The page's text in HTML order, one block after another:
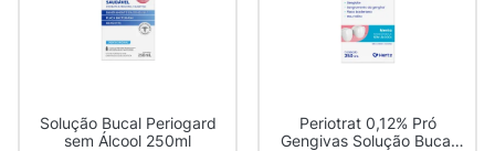
Solução Bucal Periogard
sem Álcool 250ml
Periotrat 0,12% Pró
Gengivas Solução Bucal